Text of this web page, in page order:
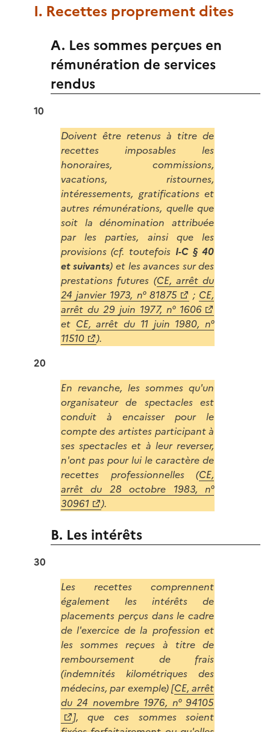
I. Recettes proprement dites
A. Les sommes perçues en
rémunération de services
rendus
10
Doivent être retenus à titre de
recettes imposables les
honoraires, commissions,
vacations, ristournes,
intéressements, gratifications et
autres rémunérations, quelle que
soit la dénomination attribuée
par les parties, ainsi que les
provisions (cf. toutefois I-C § 40
et suivants) et les avances sur des
prestations futures (CE, arrêt du
24 janvier 1973, n° 81875
; CE,
arrêt du 29 juin 1977, n° 1606
et CE, arrêt du 11 juin 1980, n°
11510
).
20
En revanche, les sommes qu'un
organisateur de spectacles est
conduit à encaisser pour le
compte des artistes participant à
ses spectacles et à leur reverser,
n'ont pas pour lui le caractère de
recettes professionnelles (CE,
arrêt du 28 octobre 1983, n°
30961
).
B. Les intérêts
30
Les recettes comprennent
également les intérêts de
placements perçus dans le cadre
de l'exercice de la profession et
les sommes reçues à titre de
remboursement de frais
(indemnités kilométriques des
médecins, par exemple) [CE, arrêt
du 24 novembre 1976, n° 94105
], que ces sommes soient